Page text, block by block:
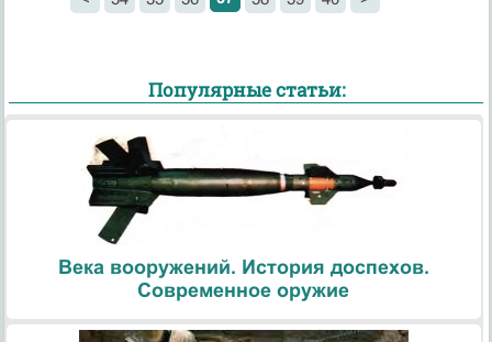
Популярные статьи:
Века вооружений. История доспехов.
Современное оружие